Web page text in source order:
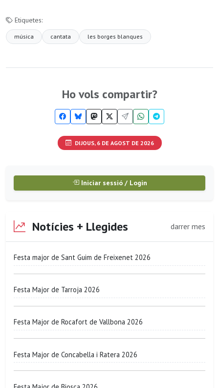
Etiquetes:
música cantata les borges blanques
Ho vols compartir?
DIJOUS, 6 DE AGOST DE 2026
Iniciar sessió / Login
Notícies + Llegides darrer mes
Festa major de Sant Guim de Freixenet 2026
Festa Major de Tarroja 2026
Festa Major de Rocafort de Vallbona 2026
Festa Major de Concabella i Ratera 2026